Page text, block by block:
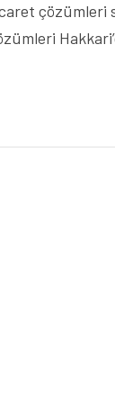
çözümleri